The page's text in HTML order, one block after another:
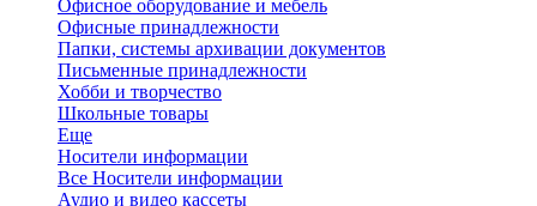
Офисное оборудование и мебель
Офисные принадлежности
Папки, системы архивации документов
Письменные принадлежности
Хобби и творчество
Школьные товары
Еще
Носители информации
Все Носители информации
Аудио и видео кассеты